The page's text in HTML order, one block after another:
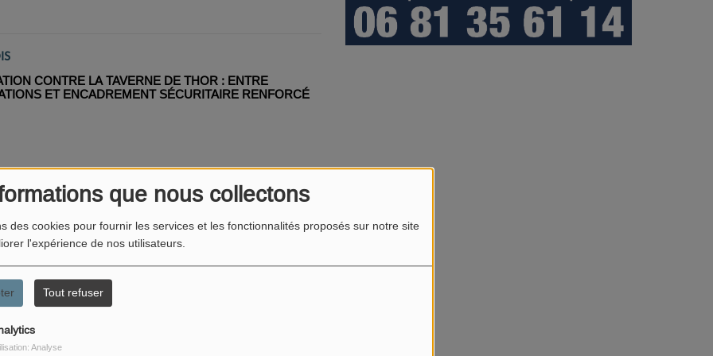
que nous collectons
des cookies pour fournir les services et les fonctionnalités proposés sur notre site
l'expérience de nos utilisateurs.
Tout refuser
Analyse
CONTRE LA TAVERNE DE THOR : ENTRE
ET ENCADREMENT SÉCURITAIRE RENFORCÉ
AIRE DE COVOITURAGE AMÉNAGÉE SUR LA RD